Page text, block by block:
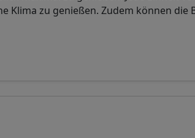
Klima zu genießen. Zudem können die